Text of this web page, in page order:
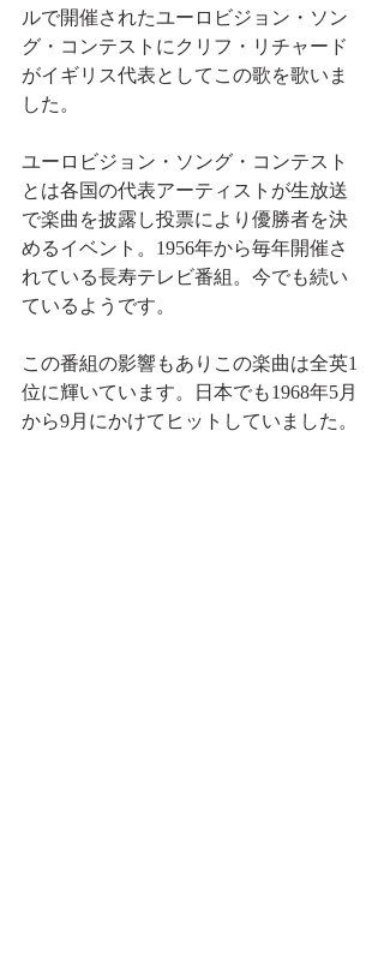
ルで開催されたユーロビジョン・ソン
グ・コンテストにクリフ・リチャード
がイギリス代表としてこの歌を歌いま
した。
ユーロビジョン・ソング・コンテスト
とは各国の代表アーティストが生放送
で楽曲を披露し投票により優勝者を決
めるイベント。1956年から毎年開催さ
れている長寿テレビ番組。今でも続い
ているようです。
この番組の影響もありこの楽曲は全英1
位に輝いています。日本でも1968年5月
から9月にかけてヒットしていました。